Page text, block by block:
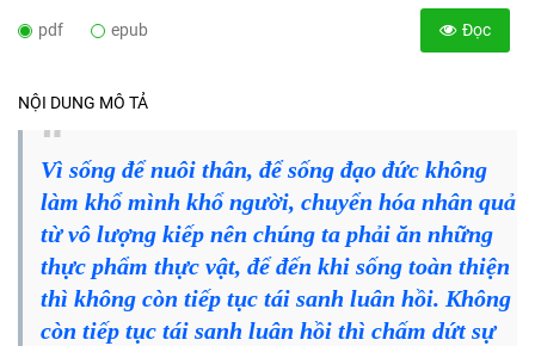
pdf epub Đọc
NỘI DUNG MÔ TẢ
Vì sống để nuôi thân, để sống đạo đức không
làm khổ mình khổ người, chuyển hóa nhân quả
từ vô lượng kiếp nên chúng ta phải ăn những
thực phẩm thực vật, để đến khi sống toàn thiện
thì không còn tiếp tục tái sanh luân hồi. Không
còn tiếp tục tái sanh luân hồi thì chấm dứt sự